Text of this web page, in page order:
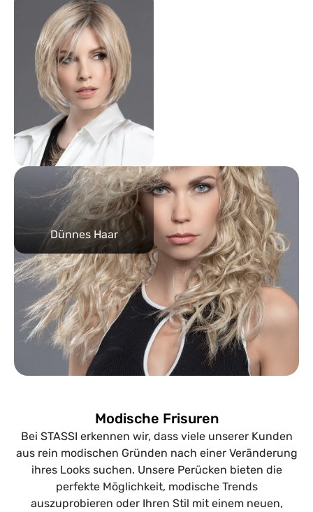
Dünnes Haar
Modische Frisuren
Bei STASSI erkennen wir, dass viele unserer Kunden
aus rein modischen Gründen nach einer Veränderung
ihres Looks suchen. Unsere Perücken bieten die
perfekte Möglichkeit, modische Trends
auszuprobieren oder Ihren Stil mit einem neuen,